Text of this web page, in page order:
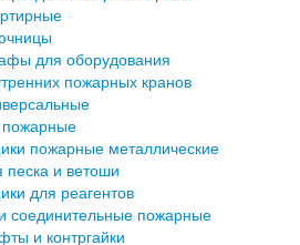
для оборудования
пожарных кранов
пожарные металлические
песка и ветоши
для реагентов
соединительные пожарные
и контргайки